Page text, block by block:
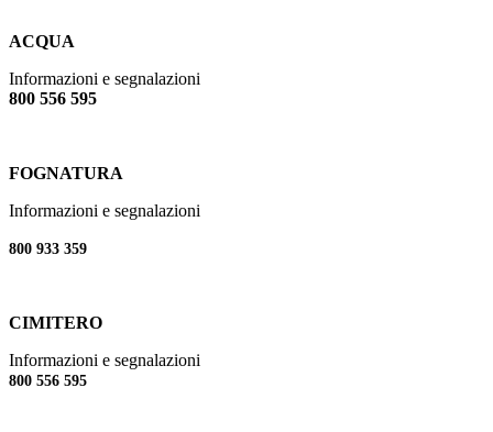
ACQUA
Informazioni e segnalazioni
800 556 595
FOGNATURA
Informazioni e segnalazioni
800 933 359
CIMITERO
Informazioni e segnalazioni
800 556 595